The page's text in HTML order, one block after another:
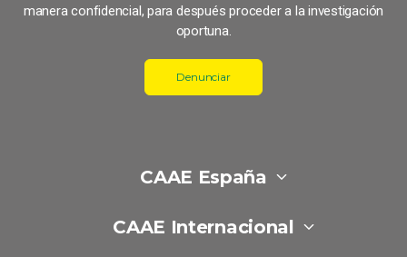
manera confidencial, para después proceder a la investigación
oportuna.
Denunciar
CAAE España
CAAE Internacional